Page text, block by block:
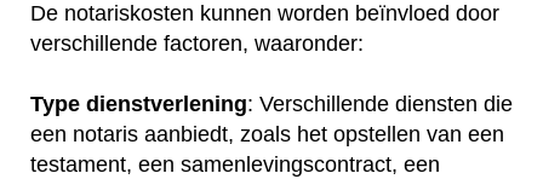
De notariskosten kunnen worden beïnvloed door
verschillende factoren, waaronder:
Type dienstverlening: Verschillende diensten die
een notaris aanbiedt, zoals het opstellen van een
testament, een samenlevingscontract, een